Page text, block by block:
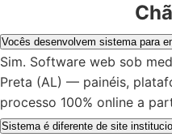
Vocês desenvolvem sistema para
Sim. Software web sob
Preta (AL) — painéis,
processo 100% online a
Sistema é diferente de site